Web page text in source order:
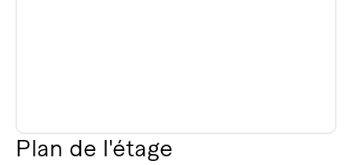
Plan de l'étage